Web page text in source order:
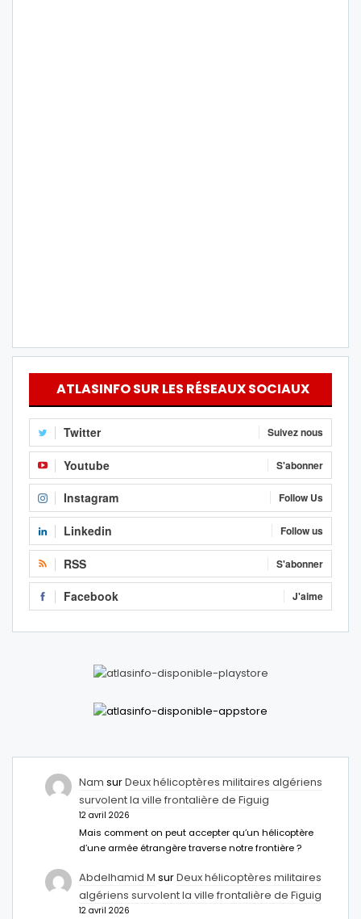
ATLASINFO SUR LES RÉSEAUX SOCIAUX
Twitter Suivez nous
Youtube S'abonner
Instagram Follow Us
Linkedin Follow us
RSS S'abonner
Facebook J'aime
Nam surDeux hélicoptères militaires algériens
survolent la ville frontalière de Figuig
12 avril 2026
Mais comment on peut accepter qu’un hélicoptère
d’une armée étrangère traverse notre frontière ?
Abdelhamid M surDeux hélicoptères militaires
algériens survolent la ville frontalière de Figuig
12 avril 2026